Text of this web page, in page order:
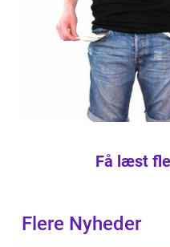
Få læst
Flere Nyheder